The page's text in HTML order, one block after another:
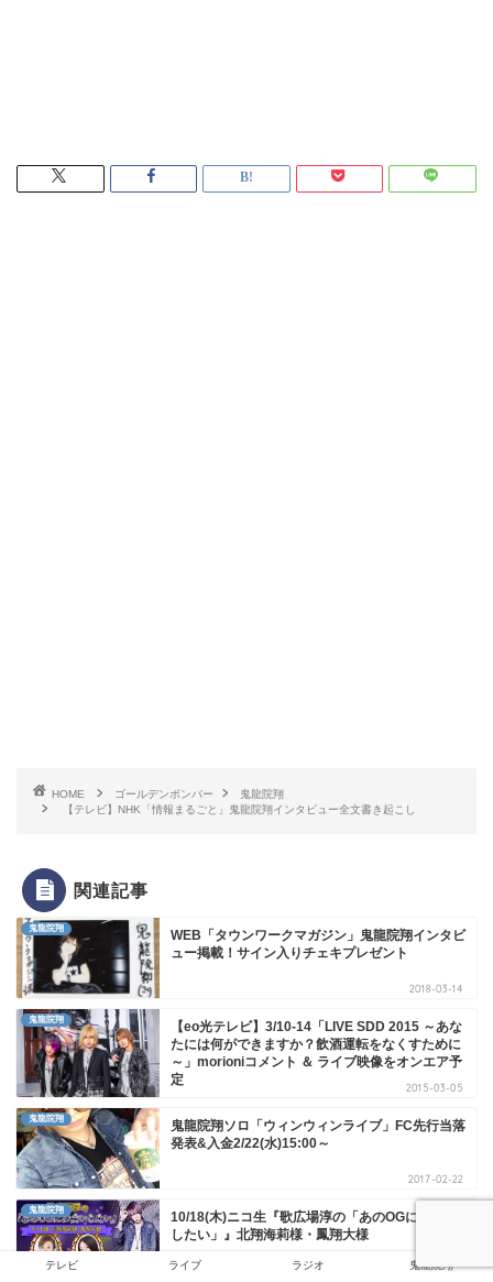
HOME ゴールデンボンバー
鬼龍院翔
【テレビ】NHK「情報まるごと」鬼龍院翔インタビュー全文書き起こし
関連記事
鬼龍院翔
WEB「タウンワークマガジン」鬼龍院翔インタビ
ュー掲載！サイン入りチェキプレゼント
2018-03-14
鬼龍院翔
【eo光テレビ】3/10-14「LIVE SDD 2015 ～あな
たには何ができますか？飲酒運転をなくすために
～」morioniコメント ＆ ライブ映像をオンエア予
定
2015-03-05
鬼龍院翔
鬼龍院翔ソロ「ウィンウィンライブ」FC先行当落
発表&入金2/22(水)15:00～
2017-02-22
鬼龍院翔
10/18(木)ニコ生『歌広場淳の「あのOGにお会い
したい」』北翔海莉様・鳳翔大様
2018-10-19
テレビ ライブ ラジオ 鬼龍院翔